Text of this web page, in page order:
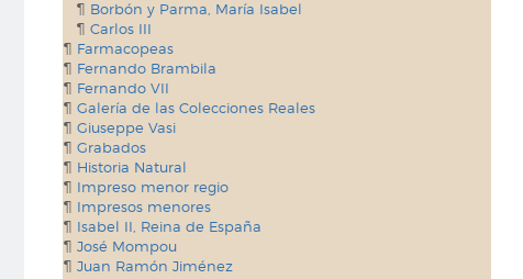
Borbón y Parma, María Isabel
Carlos III
Farmacopeas
Fernando Brambila
Fernando VII
Galería de las Colecciones Reales
Giuseppe Vasi
Grabados
Historia Natural
Impreso menor regio
Impresos menores
Isabel II, Reina de España
José Mompou
Juan Ramón Jiménez